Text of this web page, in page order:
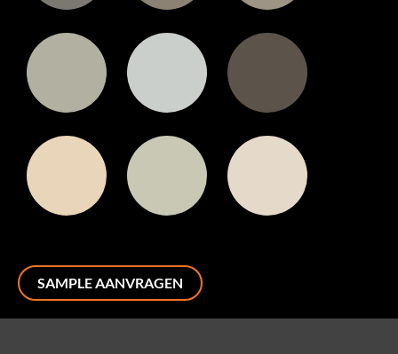
SAMPLE AANVRAGEN